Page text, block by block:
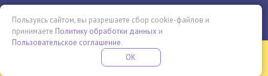
Бесплатная летняя школа
ПРОВЕДИ ЭТО ЛЕТО С ПОЛЬЗОЙ
Пользуясь сайтом, вы разрешаете сбор cookie-файлов и
принимаете Политику обработки данных и
Пользовательское соглашение.
OK